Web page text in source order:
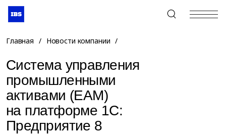
+7 (495) 967-80-80
Главная / Новости компании /
Система управления
промышленными
активами (EAM)
на платформе 1С:
Предприятие 8